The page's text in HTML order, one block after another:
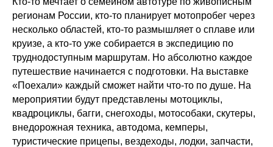
регионам России, кто-то планирует мотопробег через
несколько областей, кто-то размышляет о сплаве или
круизе, а кто-то уже собирается в экспедицию по
труднодоступным маршрутам. Но абсолютно каждое
путешествие начинается с подготовки. На выставке
«Поехали» каждый сможет найти что-то по душе. На
мероприятии будут представлены мотоциклы,
квадроциклы, багги, снегоходы, мотособаки, скутеры,
внедорожная техника, автодома, кемперы,
туристические прицепы, вездеходы, лодки, запчасти,